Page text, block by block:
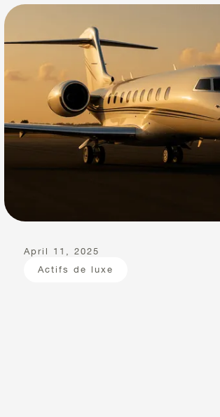
April 11, 2025
Actifs de luxe